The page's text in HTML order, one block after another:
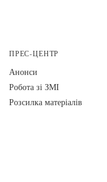
ПРЕС-ЦЕНТР
Анонси
Робота зі ЗМІ
Розсилка матеріалів